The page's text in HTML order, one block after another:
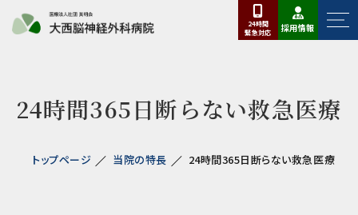
24時間
緊急対応 採用情報
24時間365日断らない救急医療
トップページ 当院の特長 24時間365日断らない救急医療